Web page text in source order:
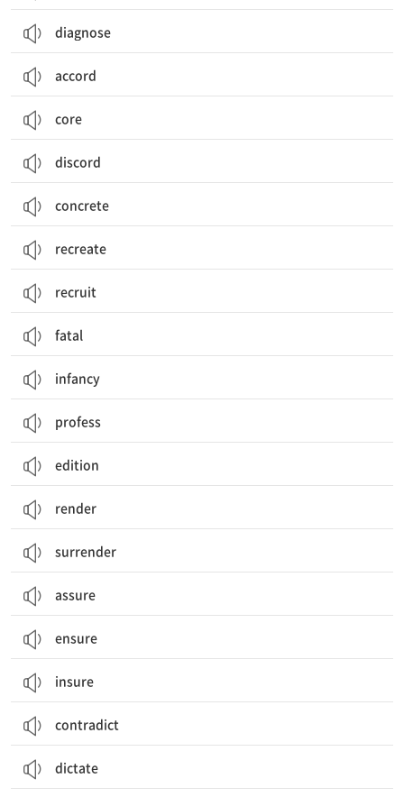
diagnose
accord
core
discord
concrete
recreate
recruit
fatal
infancy
profess
edition
render
surrender
assure
ensure
insure
contradict
dictate